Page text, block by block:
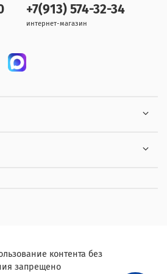
+7(913) 574-32-34
интернет-магазин
контента без
запрещено